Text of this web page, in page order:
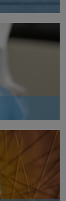
lactatos,